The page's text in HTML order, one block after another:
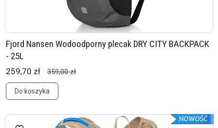
Fjord Nansen Wodoodporny plecak DRY CITY BACKPACK
- 25L
259,70 zł 359,00 zł
Do koszyka